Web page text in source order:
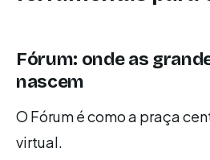
Fórum: onde as
nascem
O Fórum é como a praça
virtual.